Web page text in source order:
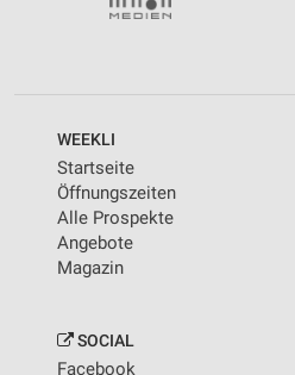
WEEKLI
Startseite
Öffnungszeiten
Alle Prospekte
Angebote
Magazin
SOCIAL
Facebook